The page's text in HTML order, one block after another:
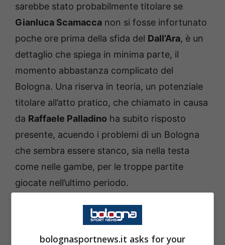
sarebbe stato probabilmente titolare se
Gianluca Scamacca non si fosse infortunato
poche ore prima della sfida del Dall’Ara, è un
dettaglio che spiega in minima parte, il
momento abbastanza complicato del
Bologna. Una riserva in teoria, un potenziale
titolare all’atto pratico, che chiamato in causa
da Raffaele Palladino ha subito risposto
presente, acuendo i problemi di un Bologna
che sembra essere stanco, sia nella testa
come nelle gambe, per le troppe partite
giocate nell’ultimo periodo.
Krstovica sbloccare il
risultato al 36′ quando si fa trovare al posto e
bolognasportnews.it asks for your